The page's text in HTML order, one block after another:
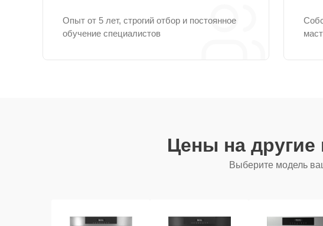
Опыт от 5 лет, строгий отбор и постоянное
обучение специалистов
Цены на
Выберите модель